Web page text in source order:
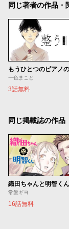
同じ著者の作品・
一色まこと
3話無料
同じ掲載誌の作品
織田ちゃんと明智くん
常盤ギヨ
16話無料